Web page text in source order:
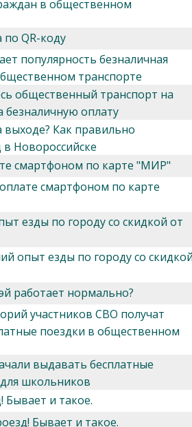
в общественном
QR-коду
популярность безналичная
транспорте
общественный транспорт на
безналичную оплату
выходе? Как правильно
Новороссийске
смартфоном по карте "МИР"
смартфоном по карте
езды по городу со скидкой от
опыт езды по городу со
работает нормально?
участников СВО получат
поездки в общественном
выдавать бесплатные
школьников
Бывает и такое.
Бывает и такое.